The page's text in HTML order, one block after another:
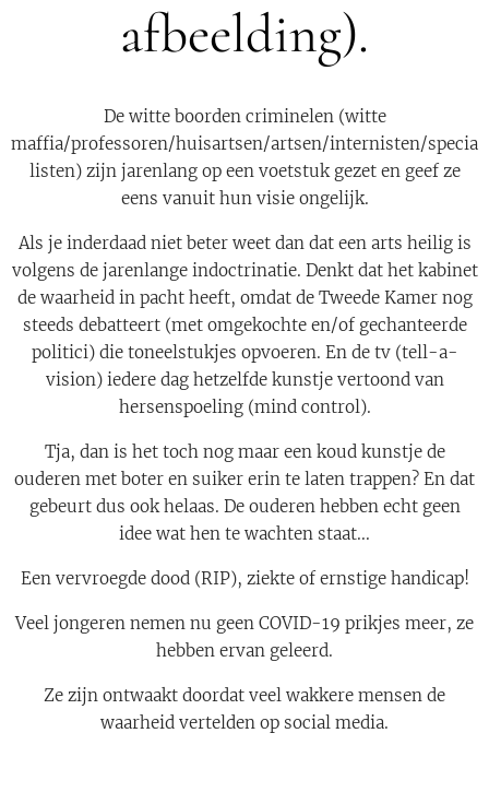
afbeelding).
De witte boorden criminelen (witte
maffia/professoren/huisartsen/artsen/internisten/specia
listen) zijn jarenlang op een voetstuk gezet en geef ze
eens vanuit hun visie ongelijk.
Als je inderdaad niet beter weet dan dat een arts heilig is
volgens de jarenlange indoctrinatie. Denkt dat het kabinet
de waarheid in pacht heeft, omdat de Tweede Kamer nog
steeds debatteert (met omgekochte en/of gechanteerde
politici) die toneelstukjes opvoeren. En de tv (tell-a-
vision) iedere dag hetzelfde kunstje vertoond van
hersenspoeling (mind control).
Tja, dan is het toch nog maar een koud kunstje de
ouderen met boter en suiker erin te laten trappen? En dat
gebeurt dus ook helaas. De ouderen hebben echt geen
idee wat hen te wachten staat...
Een vervroegde dood (RIP), ziekte of ernstige handicap!
Veel jongeren nemen nu geen COVID-19 prikjes meer, ze
hebben ervan geleerd.
Ze zijn ontwaakt doordat veel wakkere mensen de
waarheid vertelden op social media.